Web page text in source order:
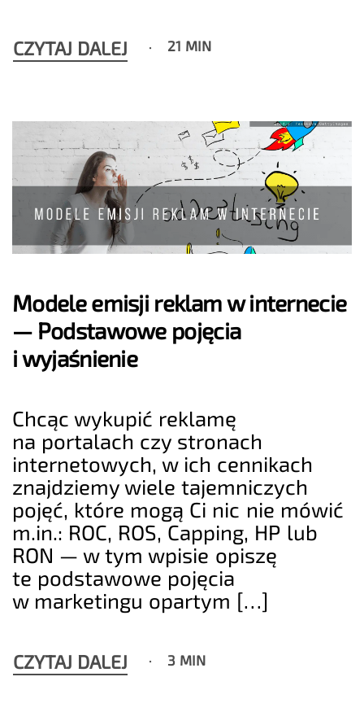
CZYTAJ DALEJ 21 MIN
Modele emisji reklam w internecie
— Podstawowe pojęcia
i wyjaśnienie
Chcąc wykupić reklamę
na portalach czy stronach
internetowych, w ich cennikach
znajdziemy wiele tajemniczych
pojęć, które mogą Ci nic nie mówić
m.in.: ROC, ROS, Capping, HP lub
RON — w tym wpisie opiszę
te podstawowe pojęcia
w marketingu opartym […]
CZYTAJ DALEJ 3 MIN